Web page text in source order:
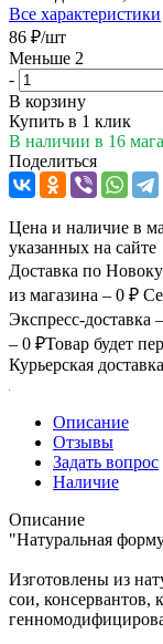
Все характеристики
86 ₽/шт
Меньше 2
-
В корзину
Купить в 1 клик
В наличии в 16
Поделиться
Цена и наличие в
указанных на сайте
Доставка по
из магазина – 0 ₽
Экспресс-доставка
– 0 ₽Товар будет
Курьерская
Описание
Отзывы
Задать вопрос
Наличие
Описание
"Натуральная
Изготовлены из
сои, консервантов,